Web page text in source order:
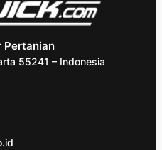
Pertanian
55241 – Indonesia